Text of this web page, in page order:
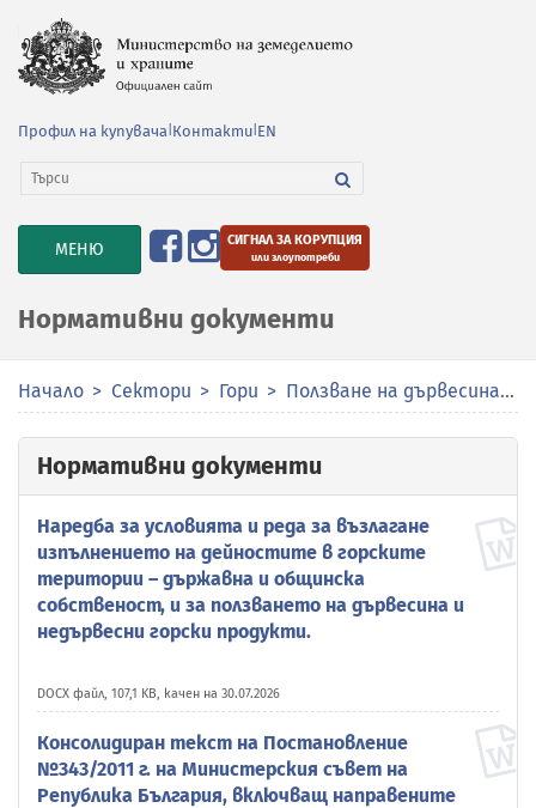
Профил на купувача Контакти EN
TOGGLE
NAVIGATION
МЕНЮ СИГНАЛ ЗА КОРУПЦИЯ
или злоупотреби
Нормативни документи
Начало Сектори Гори Ползване на дървесина и недървесни продукти
Нормативни документи
Наредба за условията и реда за възлагане
изпълнението на дейностите в горските
територии – държавна и общинска
собственост, и за ползването на дървесина и
недървесни горски продукти.
DOCX файл, 107,1 KB, качен на 30.07.2026
Консолидиран текст на Постановление
№343/2011 г. на Министерския съвет на
Република България, включващ направените